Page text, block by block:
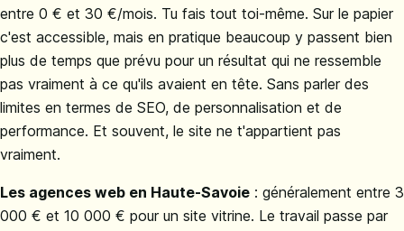
entre 0 € et 30 €/mois. Tu fais tout toi-même. Sur le papier
c'est accessible, mais en pratique beaucoup y passent bien
plus de temps que prévu pour un résultat qui ne ressemble
pas vraiment à ce qu'ils avaient en tête. Sans parler des
limites en termes de SEO, de personnalisation et de
performance. Et souvent, le site ne t'appartient pas
vraiment.
Les agences web en Haute-Savoie : généralement entre 3
000 € et 10 000 € pour un site vitrine. Le travail passe par